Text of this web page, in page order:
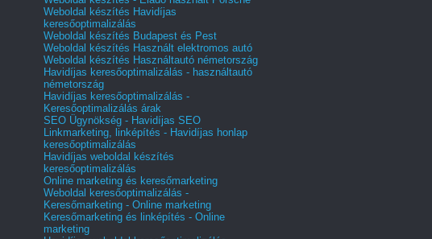
Weboldal készítés Havidíjas
keresőoptimalizálás
Weboldal készítés Budapest és Pest
Weboldal készítés Használt elektromos autó
Weboldal készítés Használtautó németország
Havidíjas keresőoptimalizálás - használtautó
németország
Havidíjas keresőoptimalizálás -
Keresőoptimalizálás árak
SEO Ügynökség - Havidíjas SEO
Linkmarketing, linképítés - Havidíjas honlap
keresőoptimalizálás
Havidíjas weboldal készítés
keresőoptimalizálás
Online marketing és keresőmarketing
Weboldal keresőoptimalizálás -
Keresőmarketing - Online marketing
Keresőmarketing és linképítés - Online
marketing